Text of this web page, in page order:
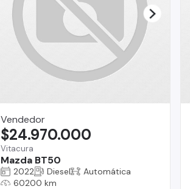
Vendedor
Vitacura
Mazda BT50
$24.970.000
2022 Diesel
Automática
60200 km